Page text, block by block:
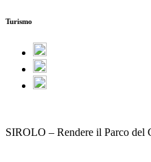
Turismo
SIROLO – Rendere il Parco del